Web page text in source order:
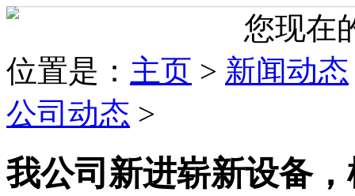
您现在
位置是： 主页 > 新闻动态
公司动态 >
我公司新进崭新设备